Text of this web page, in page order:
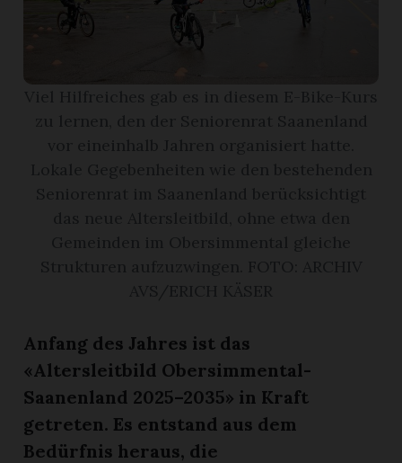
Anfang des Jahres ist das
«Altersleitbild Obersimmental-
Saanenland 2025–2035» in Kraft
getreten. Es entstand aus dem
Bedürfnis heraus, die